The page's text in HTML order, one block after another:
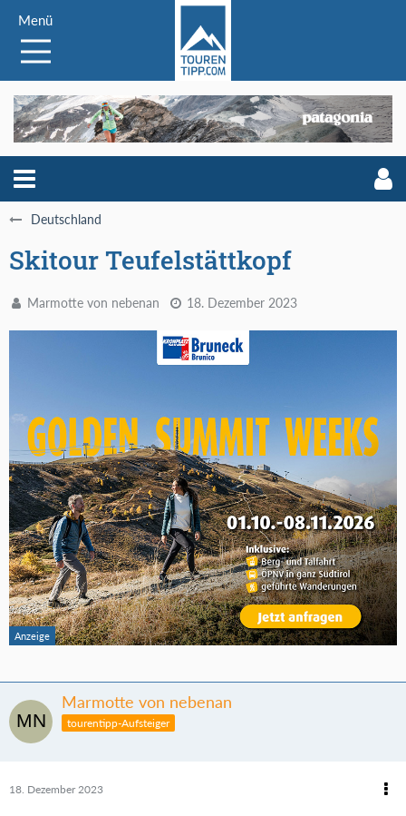
Menü
Deutschland
Skitour Teufelstättkopf
Marmotte von nebenan 18. Dezember 2023
Marmotte von nebenan
tourentipp-Aufsteiger
18. Dezember 2023